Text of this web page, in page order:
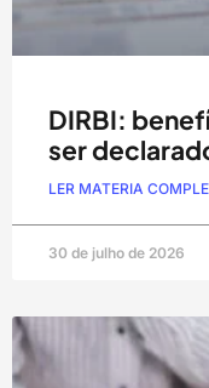
DIRBI:
ser
LER MATERIA
30 de julho de 2026